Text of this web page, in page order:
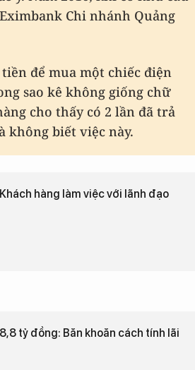
Chi nhánh Quảng
để mua một chiếc điện
sao kê không giống chữ
cho thấy có 2 lần đã trả
không biết việc này.
hàng làm việc với lãnh đạo
tỷ đồng: Băn khoăn cách tính lãi